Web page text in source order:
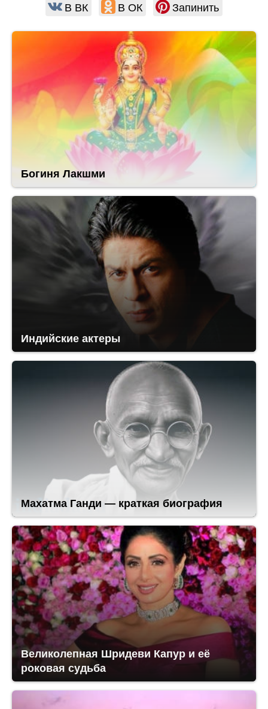
В ВК В ОК Запинить
Богиня Лакшми
Индийские актеры
Махатма Ганди — краткая биография
Великолепная Шридеви Капур и её
роковая судьба